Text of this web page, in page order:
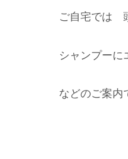
ご自宅では
シャンプーに
などのご案内